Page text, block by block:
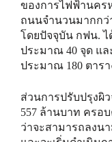
ของการไฟฟ้านคร
ถนนจำนวนมากกว่
โดยปัจจุบัน กฟน.
ประมาณ 40 จุด แ
ประมาณ 180 ตารา
ส่วนการปรับปรุงผิ
557 ล้านบาท ครอ
ว่าจะสามารถลงน